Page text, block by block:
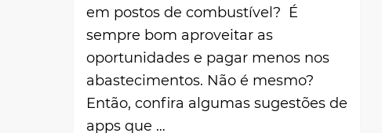
em postos de combustível? É
sempre bom aproveitar as
oportunidades e pagar menos nos
abastecimentos. Não é mesmo?
Então, confira algumas sugestões de
apps que …